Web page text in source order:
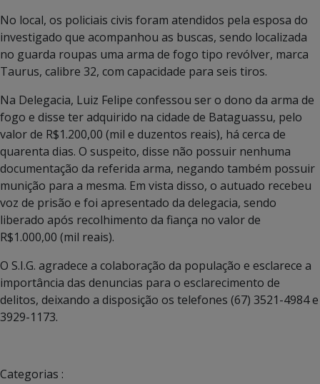
No local, os policiais civis foram atendidos pela esposa do
investigado que acompanhou as buscas, sendo localizada
no guarda roupas uma arma de fogo tipo revólver, marca
Taurus, calibre 32, com capacidade para seis tiros.
Na Delegacia, Luiz Felipe confessou ser o dono da arma de
fogo e disse ter adquirido na cidade de Bataguassu, pelo
valor de R$1.200,00 (mil e duzentos reais), há cerca de
quarenta dias. O suspeito, disse não possuir nenhuma
documentação da referida arma, negando também possuir
munição para a mesma. Em vista disso, o autuado recebeu
voz de prisão e foi apresentado da delegacia, sendo
liberado após recolhimento da fiança no valor de
R$1.000,00 (mil reais).
O S.I.G. agradece a colaboração da população e esclarece a
importância das denuncias para o esclarecimento de
delitos, deixando a disposição os telefones (67) 3521-4984 e
3929-1173.
Categorias :